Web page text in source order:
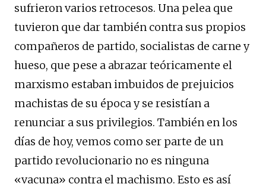
sufrieron varios retrocesos. Una pelea que
tuvieron que dar también contra sus propios
compañeros de partido, socialistas de carne y
hueso, que pese a abrazar teóricamente el
marxismo estaban imbuidos de prejuicios
machistas de su época y se resistían a
renunciar a sus privilegios. También en los
días de hoy, vemos como ser parte de un
partido revolucionario no es ninguna
«vacuna» contra el machismo. Esto es así